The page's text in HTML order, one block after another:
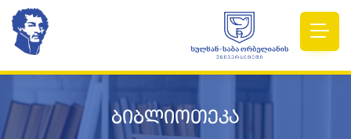
ბიბლიოთეკა